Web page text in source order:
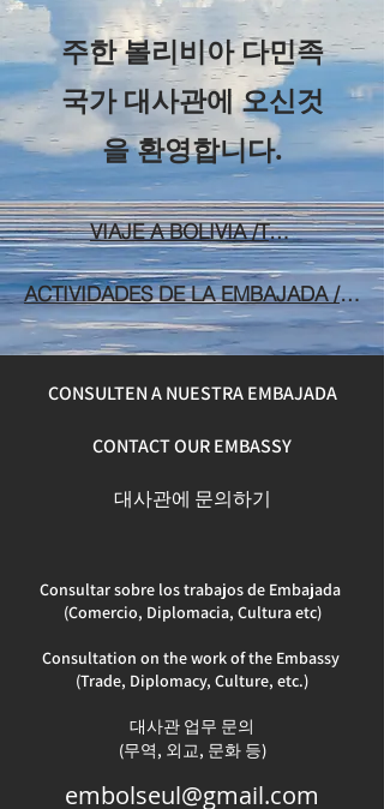
​주한 볼리비아 다민족
국가 대사관에 오신것
을 환영합니다.
VIAJE A BOLIVIA /TRAVEL TO BOLIVIA / 볼리비아 여행
ACTIVIDADES DE LA EMBAJADA /ACTIVITIES OF THE EMBASSY /대사관 소식
CONSULTEN A NUESTRA EMBAJADA
CONTACT OUR EMBASSY
​대사관에 문의하기
Consultar sobre los trabajos de Embajada
(Comercio, Diplomacia, Cultura etc)
Consultation on the work of the Embassy
(Trade, Diplomacy, Culture, etc.)
대사관 업무 문의
​(무역, 외교, 문화 등)
embolseul@gmail.com